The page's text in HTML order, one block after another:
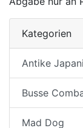
Kategorien
Antike
Busse
Mad Dog